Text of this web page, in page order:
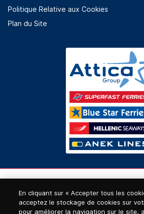
Politique Relative aux Cookies
Plan du Site
En cliquant sur « Accepter tous les
acceptez le stockage de cookies sur
pour améliorer la navigation sur le site,